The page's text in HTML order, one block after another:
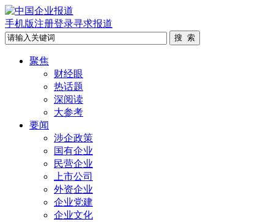
手机版注册登录寻求报道
聚焦
财经眼
热话题
深阅读
大参考
要闻
涉企政策
国有企业
民营企业
上市公司
外资企业
企业党建
企业文化